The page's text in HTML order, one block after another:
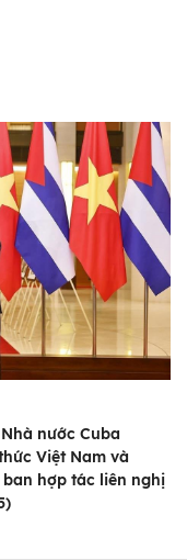
nước Cuba
Việt Nam và
hợp tác liên nghị